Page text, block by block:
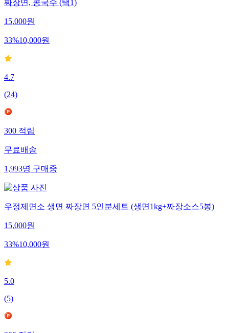
짜장면, 콩국수 (택1)
15,000원
33%10,000원
4.7
(24)
300적립
무료배송
1,993명구매중
우정제면소 생면 짜장면 5인분세트 (생면1kg+짜장소스5봉)
15,000원
33%10,000원
5.0
(5)